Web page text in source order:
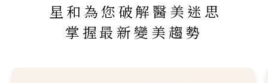
星和為您破解醫美迷思
掌握最新變美趨勢